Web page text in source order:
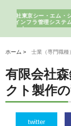
株式会社アクアス
から陸上まで一貫
由
ホーム >士業（専門職種
有限会社
クト製作
twitter